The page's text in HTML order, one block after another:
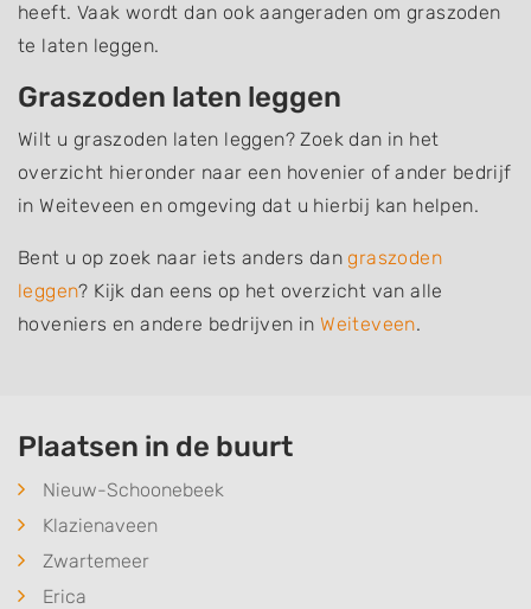
heeft. Vaak wordt dan ook aangeraden om graszoden
te laten leggen.
Graszoden laten leggen
Wilt u graszoden laten leggen? Zoek dan in het
overzicht hieronder naar een hovenier of ander bedrijf
in Weiteveen en omgeving dat u hierbij kan helpen.
Bent u op zoek naar iets anders dangraszoden
leggen? Kijk dan eens op het overzicht van alle
hoveniers en andere bedrijven inWeiteveen.
Plaatsen in de buurt
Nieuw-Schoonebeek
Klazienaveen
Zwartemeer
Erica